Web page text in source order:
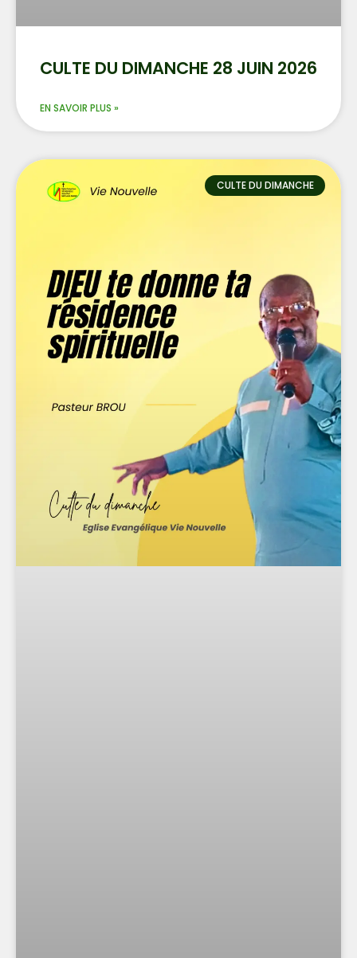
CULTE DU DIMANCHE 28 JUIN 2026
EN SAVOIR PLUS »
CULTE DU DIMANCHE